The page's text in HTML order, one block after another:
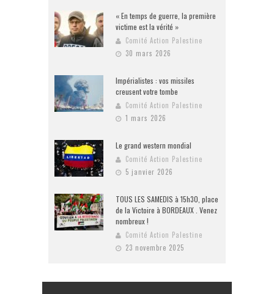
« En temps de guerre, la première
victime est la vérité »
Comité Action Palestine
30 mars 2026
Impérialistes : vos missiles
creusent votre tombe
Comité Action Palestine
1 mars 2026
Le grand western mondial
Comité Action Palestine
5 janvier 2026
TOUS LES SAMEDIS à 15h30, place
de la Victoire à BORDEAUX . Venez
nombreux !
Comité Action Palestine
23 novembre 2025